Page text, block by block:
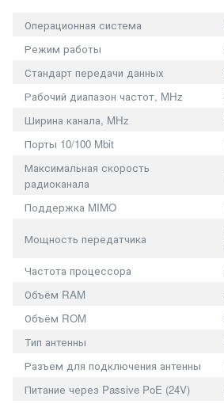
Операционная система
Режим работы
Стандарт передачи данных
Рабочий диапазон частот, MHz
Ширина канала, MHz
Порты 10/100 Mbit
Максимальная скорость
радиоканала
Поддержка MIMO
Мощность передатчика
Частота процессора
Объём RAM
Объём ROM
Тип антенны
Разъем для подключения антенны
Питание через Passive PoE (24V)